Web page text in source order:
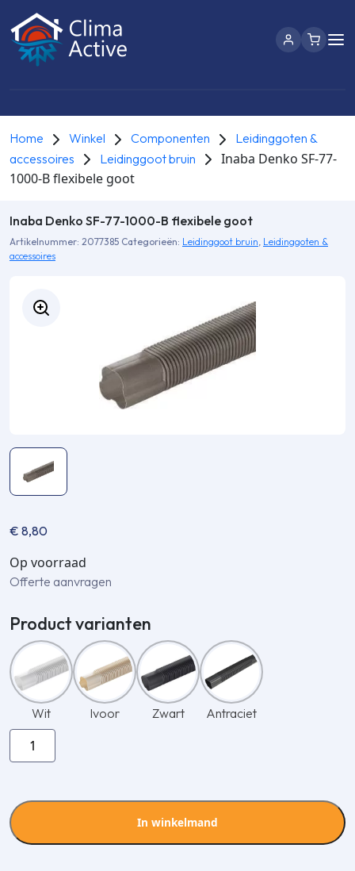
Home Winkel Componenten
Leidinggoten &
accessoires
Leidinggoot bruin
Inaba Denko SF-77-
1000-B flexibele goot
Inaba Denko SF-77-1000-B flexibele goot
Artikelnummer: 2077385 Categorieën: Leidinggoot bruin, Leidinggoten &
accessoires
€ 8,80
Op voorraad
Offerte aanvragen
Product varianten
Wit Ivoor Zwart
Antraciet
Inaba
Denko
1000-
B
In winkelmand